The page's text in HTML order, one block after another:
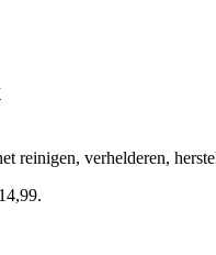
verhelderen,